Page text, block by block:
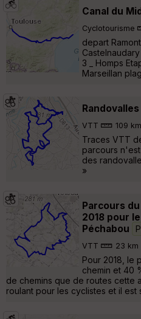
Canal du
Cyclotourisme
depart
3 _ Homps
Marseillan
VTT 109
Traces VTT
parcours
des
»
Parcours
2018 pour
Péchabou
VTT 23 km
Pour 2018, le
chemin et 40
de chemins que de routes cette
roulant pour les cyclistes et il est